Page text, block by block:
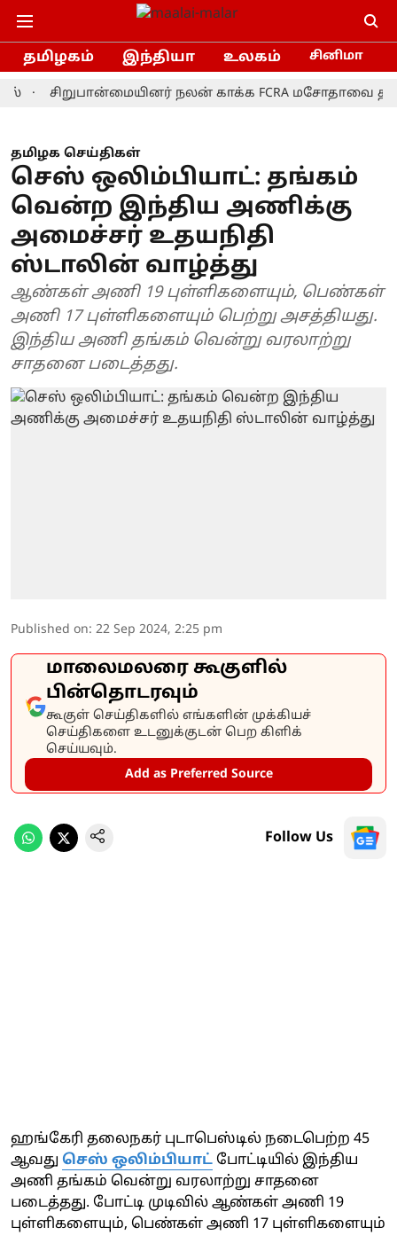
தமிழகம் இந்தியா உலகம் சினிமா
சிறுபான்மையினர் நலன் காக்க FCRA மசோதாவை
தமிழக செய்திகள்
செஸ் ஒலிம்பியாட்: தங்கம்
வென்ற இந்திய அணிக்கு
அமைச்சர் உதயநிதி
ஸ்டாலின் வாழ்த்து
ஆண்கள் அணி 19 புள்ளிகளையும், பெண்கள்
அணி 17 புள்ளிகளையும் பெற்று அசத்தியது.
இந்திய அணி தங்கம் வென்று வரலாற்று
சாதனை படைத்தது.
Published on: 22 Sep 2024, 2:25 pm
மாலைமலரை கூகுளில்
பின்தொடரவும்
கூகுள் செய்திகளில் எங்களின் முக்கியச்
செய்திகளை உடனுக்குடன் பெற கிளிக்
செய்யவும்.
Add as Preferred Source
Follow Us
ஹங்கேரி தலைநகர் புடாபெஸ்டில் நடைபெற்ற 45
ஆவது செஸ் ஒலிம்பியாட் போட்டியில் இந்திய
அணி தங்கம் வென்று வரலாற்று சாதனை
படைத்தது. போட்டி முடிவில் ஆண்கள் அணி 19
புள்ளிகளையும், பெண்கள் அணி 17 புள்ளிகளையும்